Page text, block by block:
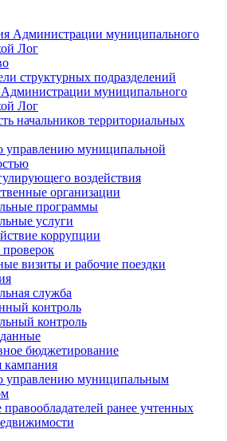
Администрации муниципального
Лог
структурных подразделений
Администрации муниципального
Лог
начальников территориальных
управлению муниципальной
воздействия
организации
программы
услуги
коррупции
проверок
визиты и рабочие поездки
служба
контроль
контроль
бюджетирование
кампания
управлению муниципальным
ранее учтенных